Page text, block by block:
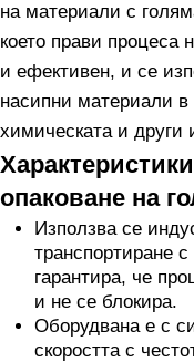
на материали с
което прави процеса
и ефективен, и се
насипни материали в
химическата и други
опаковане на
Използва се
транспортиране
гарантира, че
и не се блокира.
Оборудвана е с
скоростта с